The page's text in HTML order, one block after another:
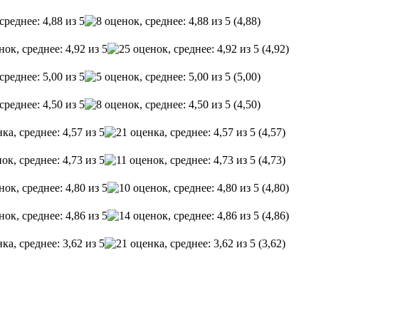
(4,88)
(4,92)
(5,00)
(4,50)
(4,57)
(4,73)
(4,80)
(4,86)
(3,62)